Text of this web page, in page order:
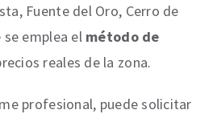
Fuente del Oro, Cerro de
emplea el método de
reales de la zona.
profesional, puede solicitar